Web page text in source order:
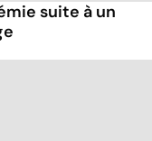
suite à un